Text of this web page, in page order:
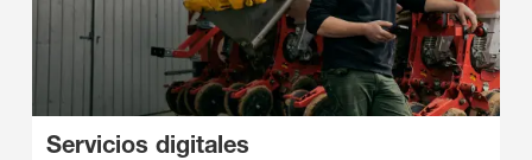
Servicios digitales